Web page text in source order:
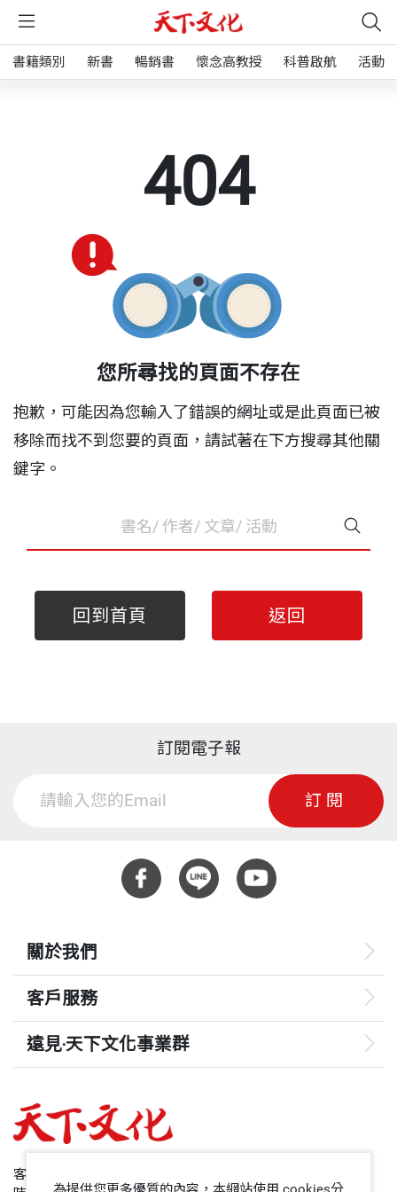
書籍類別 新書 暢銷書 懷念高教授 科普啟航 活動
404
您所尋找的頁面不存在
抱歉，可能因為您輸入了錯誤的網址或是此頁面已被
移除而找不到您要的頁面，請試著在下方搜尋其他關
鍵字。
回到首頁 返回
訂閱電子報
訂閱
關於我們
客戶服務
遠見‧天下文化事業群
哈佛商業評論
客服專線：+886 2 2662-0012